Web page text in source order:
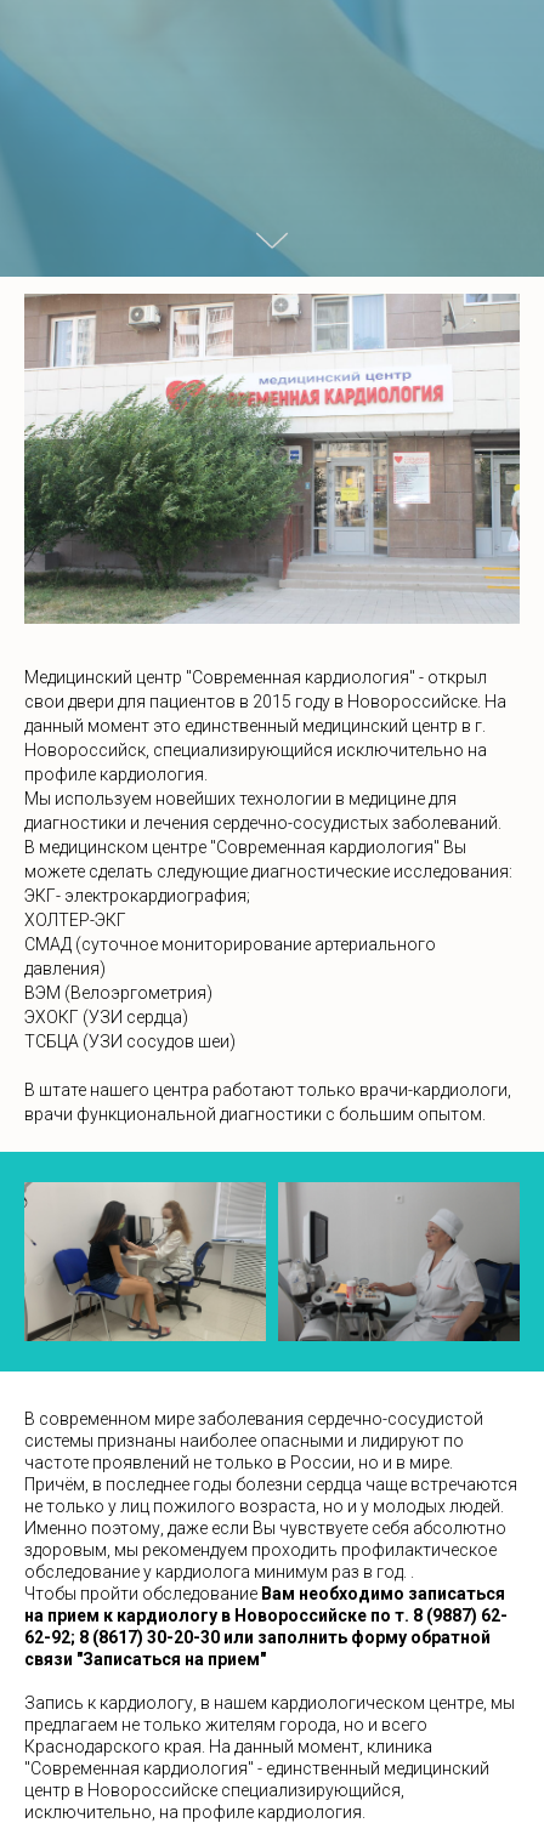
Медицинский центр "Современная кардиология" - открыл
свои двери для пациентов в 2015 году в Новороссийске. На
данный момент это единственный медицинский центр в г.
Новороссийск, специализирующийся исключительно на
профиле кардиология.
Мы используем новейших технологии в медицине для
диагностики и лечения сердечно-сосудистых заболеваний.
В медицинском центре "Современная кардиология" Вы
можете сделать следующие диагностические исследования:
ЭКГ- электрокардиография;
ХОЛТЕР-ЭКГ
СМАД (суточное мониторирование артериального
давления)
ВЭМ (Велоэргометрия)
ЭХОКГ (УЗИ сердца)
ТСБЦА (УЗИ сосудов шеи)
В штате нашего центра работают только врачи-кардиологи,
врачи функциональной диагностики с большим опытом.
В современном мире заболевания сердечно-сосудистой
системы признаны наиболее опасными и лидируют по
частоте проявлений не только в России, но и в мире.
Причём, в последнее годы болезни сердца чаще встречаются
не только у лиц пожилого возраста, но и у молодых людей.
Именно поэтому, даже если Вы чувствуете себя абсолютно
здоровым, мы рекомендуем проходить профилактическое
обследование у кардиолога минимум раз в год. .
Чтобы пройти обследование Вам необходимо записаться
на прием к кардиологу в Новороссийске по т. 8 (9887) 62-
62-92; 8 (8617) 30-20-30 или заполнить форму обратной
связи "Записаться на прием"
Запись к кардиологу, в нашем кардиологическом центре, мы
предлагаем не только жителям города, но и всего
Краснодарского края. На данный момент, клиника
"Современная кардиология" - единственный медицинский
центр в Новороссийске специализирующийся,
исключительно, на профиле кардиология.